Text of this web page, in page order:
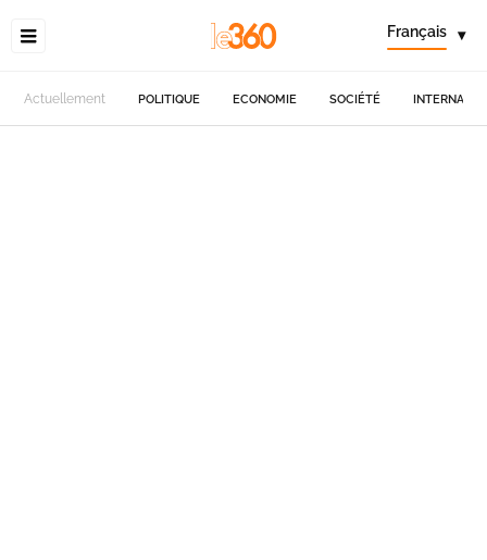
Français ▾
Actuellement POLITIQUE ECONOMIE SOCIÉTÉ